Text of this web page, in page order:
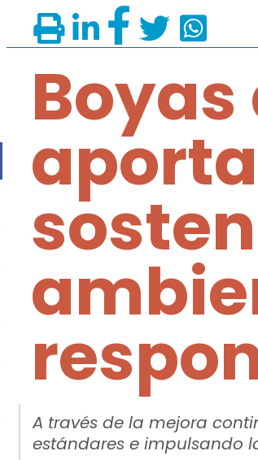
Boyas
A través de la mejora
estándares e impulsando